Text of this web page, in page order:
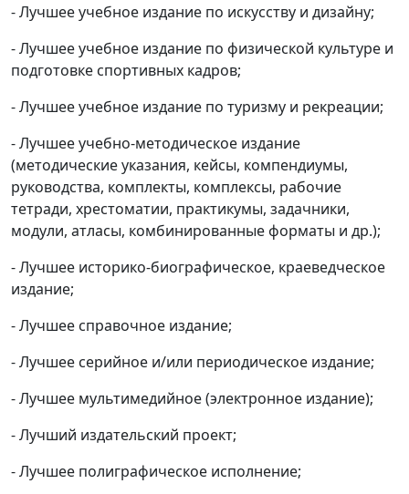
- Лучшее учебное издание по искусству и дизайну;
- Лучшее учебное издание по физической культуре и
подготовке спортивных кадров;
- Лучшее учебное издание по туризму и рекреации;
- Лучшее учебно-методическое издание
(методические указания, кейсы, компендиумы,
руководства, комплекты, комплексы, рабочие
тетради, хрестоматии, практикумы, задачники,
модули, атласы, комбинированные форматы и др.);
- Лучшее историко-биографическое, краеведческое
издание;
- Лучшее справочное издание;
- Лучшее серийное и/или периодическое издание;
- Лучшее мультимедийное (электронное издание);
- Лучший издательский проект;
- Лучшее полиграфическое исполнение;